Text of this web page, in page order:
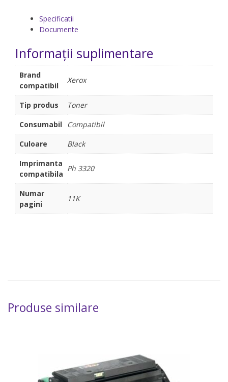
Specificatii
Documente
Informații suplimentare
Brand
compatibil
Xerox
Tip produs
Toner
Consumabil
Compatibil
Culoare
Black
Imprimanta
compatibila
Ph 3320
Numar
pagini
11K
Produse similare